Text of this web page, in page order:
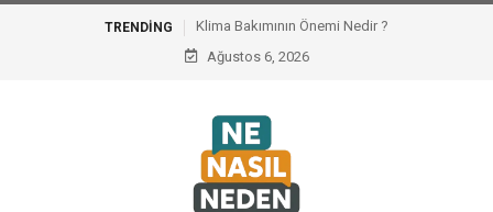
TRENDING
Klima Bakımının Önemi Nedir ?
Ağustos 6, 2026